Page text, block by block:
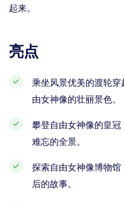
起来。
亮点
乘坐风景优美的渡轮
由女神像的壮丽景色。
攀登自由女神像的皇
难忘的全景。
探索自由女神像博物
后的故事。